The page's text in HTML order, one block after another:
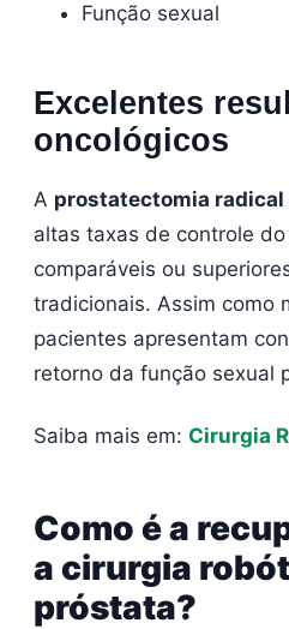
Função sexual
Excelentes
oncológicos
A prostatectomia radical
altas taxas de controle
comparáveis ou
tradicionais. Assim como
pacientes apresentam
retorno da função sexual
Saiba mais em: Cirurgia
Como é a
a cirurgia
próstata?